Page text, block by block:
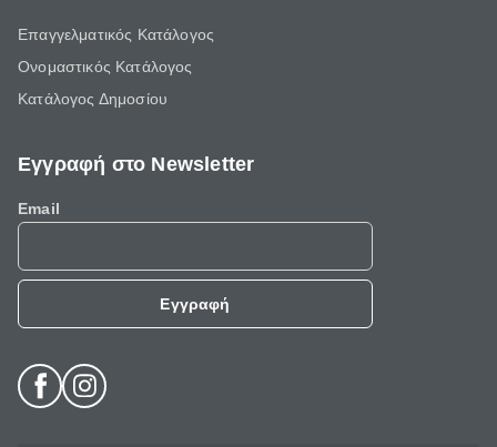
Επαγγελματικός Κατάλογος
Ονομαστικός Κατάλογος
Κατάλογος Δημοσίου
Εγγραφή στο Newsletter
Email
Εγγραφή